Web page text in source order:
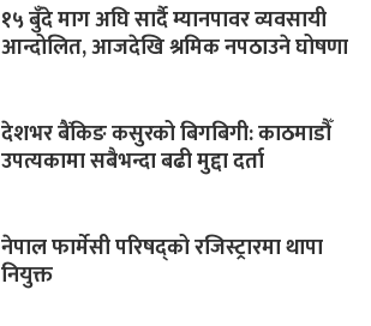
१५ बुँदे माग अघि सार्दै म्यानपावर व्यवसायी
आन्दोलित, आजदेखि श्रमिक नपठाउने घोषणा
देशभर बैंकिङ कसुरको बिगबिगी: काठमाडौँ
उपत्यकामा सबैभन्दा बढी मुद्दा दर्ता
नेपाल फार्मेसी परिषद्को रजिस्ट्रारमा थापा
नियुक्त